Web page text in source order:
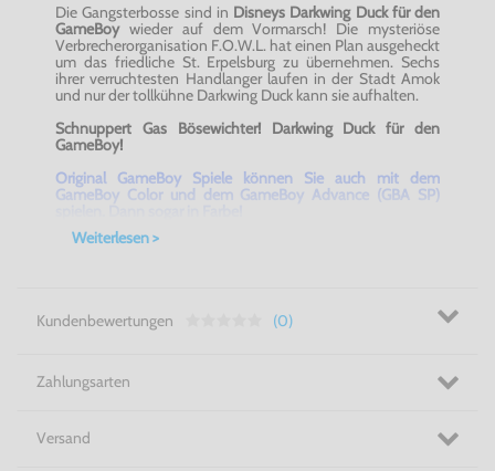
Die Gangsterbosse sind in Disneys Darkwing Duckfür den
GameBoywieder auf dem Vormarsch! Die mysteriöse
Verbrecherorganisation F.O.W.L. hat einen Plan ausgeheckt
um das friedliche St. Erpelsburg zu übernehmen. Sechs
ihrer verruchtesten Handlanger laufen in der Stadt Amok
und nur der tollkühne Darkwing Duck kann sie aufhalten.
Schnuppert Gas Bösewichter! Darkwing Duck für den
GameBoy!
Original GameBoy Spiele können Sie auch mit dem
GameBoy Color und dem GameBoy Advance (GBA SP)
Weiterlesen >
Kundenbewertungen (0)
Zahlungsarten
Versand